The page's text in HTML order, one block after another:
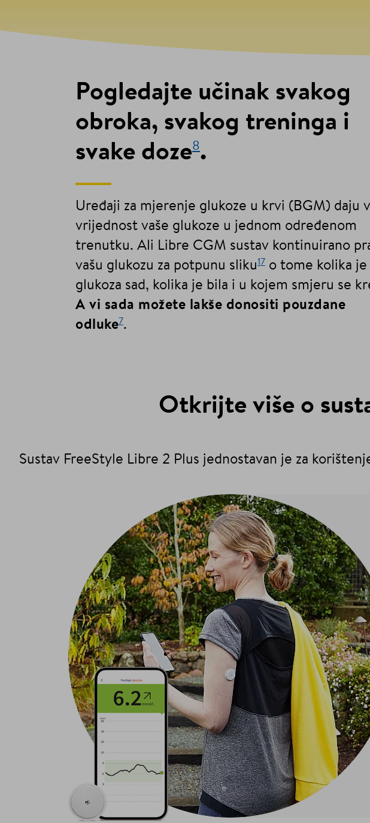
Pogledajte učinak svakog
obroka, svakog treninga i
svake doze8.
Uređaji za mjerenje glukoze u krvi (BGM) daju
vrijednost vaše glukoze u jednom određenom
trenutku. Ali Libre CGM sustav kontinuirano
vašu glukozu za potpunu sliku17 o tome kolika je
glukoza sad, kolika je bila i u kojem smjeru se
A vi sada možete lakše donositi pouzdane
odluke7.
Otkrijte više o
Sustav FreeStyle Libre 2 Plus jednostavan je za